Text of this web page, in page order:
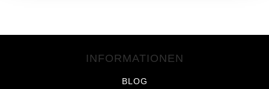
INFORMATIONEN
BLOG